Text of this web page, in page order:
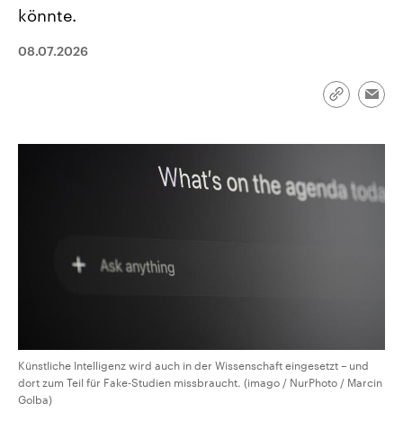
mit großem Einfluss auf das
könnte.
08.07.2026
Link
Künstliche Intelligenz wird auch in der Wissenschaft eingesetzt – und
dort zum Teil für Fake-Studien missbraucht. (imago / NurPhoto / Marcin
Golba)